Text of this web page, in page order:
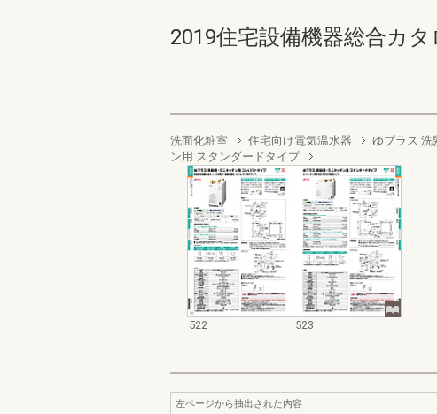
2019住宅設備機器総合カ
洗面化粧室 住宅向け電気温水器 ゆプラス 洗
ン用 スタンダードタイプ
522 523
左ページから抽出された内容